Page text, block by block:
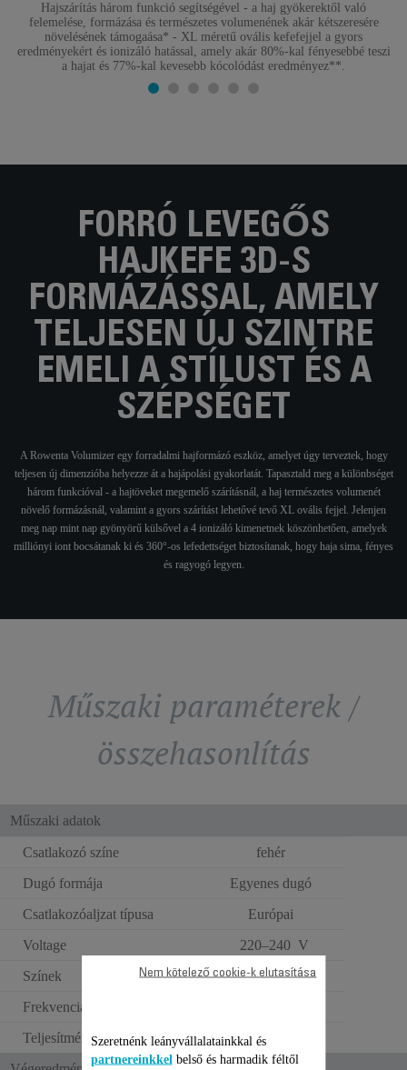
Hajszárítás három funkció segítségével - a haj gyökerektől való
felemelése, formázása és természetes volumenének akár kétszeresére
növelésének támogaása* - XL méretű ovális kefefejjel a gyors
eredményekért és ionizáló hatással, amely akár 80%-kal fényesebbé teszi
a hajat és 77%-kal kevesebb kócolódást eredményez**.
FORRÓ LEVEGŐS
HAJKEFE 3D-S
FORMÁZÁSSAL, AMELY
TELJESEN ÚJ SZINTRE
EMELI A STÍLUST ÉS A
SZÉPSÉGET
A Rowenta Volumizer egy forradalmi hajformázó eszköz, amelyet úgy terveztek, hogy
teljesen új dimenzióba helyezze át a hajápolási gyakorlatát. Tapasztald meg a különbséget
három funkcióval - a hajtöveket megemelő szárításnál, a haj természetes volumenét
növelő formázásnál, valamint a gyors szárítást lehetővé tevő XL ovális fejjel. Jelenjen
meg nap mint nap gyönyörű külsővel a 4 ionizáló kimenetnek köszönhetően, amelyek
milliónyi iont bocsátanak ki és 360°-os lefedettséget biztosítanak, hogy haja sima, fényes
és ragyogó legyen.
Műszaki paraméterek /
összehasonlítás
Műszaki adatok
Csatlakozó színe
fehér
Dugó formája
Egyenes dugó
Csatlakozóaljzat típusa
Európai
Voltage
220–240 V
Színek
fehér és ezüstszínű
Frekvencia
Teljesítmény
670-800 W
Szeretnénk leányvállalatainkkal és
partnereinkkel belső és harmadik féltől
Nem kötelező cookie-k elutasítása